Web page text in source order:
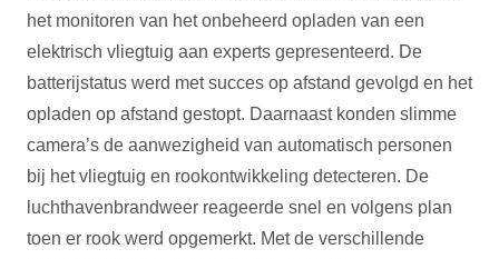
het monitoren van het onbeheerd opladen van een
elektrisch vliegtuig aan experts gepresenteerd. De
batterijstatus werd met succes op afstand gevolgd en het
opladen op afstand gestopt. Daarnaast konden slimme
camera’s de aanwezigheid van automatisch personen
bij het vliegtuig en rookontwikkeling detecteren. De
luchthavenbrandweer reageerde snel en volgens plan
toen er rook werd opgemerkt. Met de verschillende